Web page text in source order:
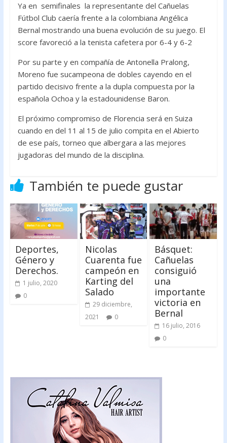
Ya en semifinales la representante del Cañuelas
Fútbol Club caería frente a la colombiana Angélica
Bernal mostrando una buena evolución de su juego. El
score favoreció a la tenista cafetera por 6-4 y 6-2
Por su parte y en compañía de Antonella Pralong,
Moreno fue sucampeona de dobles cayendo en el
partido decisivo frente a la dupla compuesta por la
española Ochoa y la estadounidense Baron.
El próximo compromiso de Florencia será en Suiza
cuando en del 11 al 15 de julio compita en el Abierto
de ese país, torneo que albergara a las mejores
jugadoras del mundo de la disciplina.
También te puede gustar
Deportes,
Género y
Derechos.
1 julio, 2020
0
Nicolas
Cuarenta fue
campeón en
Karting del
Salado
29 diciembre,
2021
0
Básquet:
Cañuelas
consiguió
una
importante
victoria en
Bernal
16 julio, 2016
0